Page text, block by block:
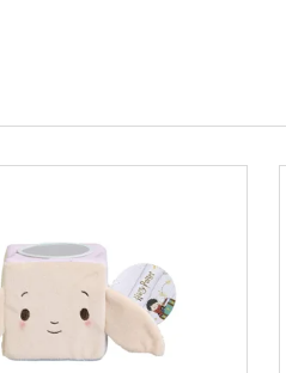
TAJEMNÝ BALÍČEK Z PŘÍČNÉ ULICE
399 Kč